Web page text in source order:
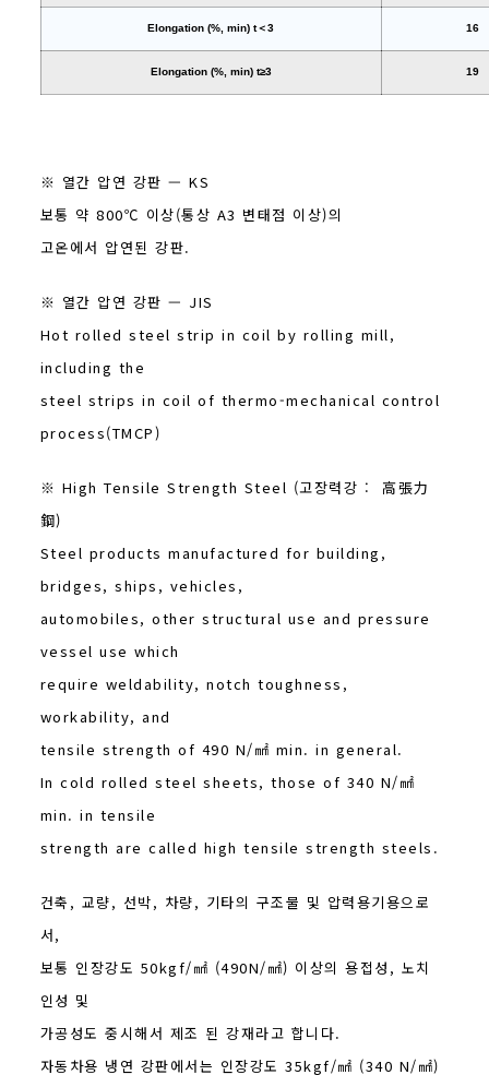
Elongation (%, min) t＜3 16
Elongation (%, min) t≥3 19
※ 열간 압연 강판 — KS
보통 약 800℃ 이상(통상 A3 변태점 이상)의
고온에서 압연된 강판.
※ 열간 압연 강판 — JIS
Hot rolled steel strip in coil by rolling mill,
including the
steel strips in coil of thermo-mechanical control
process(TMCP)
※ High Tensile Strength Steel (고장력강 : 高張力
鋼)
Steel products manufactured for building,
bridges, ships, vehicles,
automobiles, other structural use and pressure
vessel use which
require weldability, notch toughness,
workability, and
tensile strength of 490 N/㎟ min. in general.
In cold rolled steel sheets, those of 340 N/㎟
min. in tensile
strength are called high tensile strength steels.
건축, 교량, 선박, 차량, 기타의 구조물 및 압력용기용으로
서,
보통 인장강도 50kgf/㎟ (490N/㎟) 이상의 용접성, 노치
인성 및
가공성도 중시해서 제조 된 강재라고 합니다.
자동차용 냉연 강판에서는 인장강도 35kgf/㎟ (340 N/㎟)